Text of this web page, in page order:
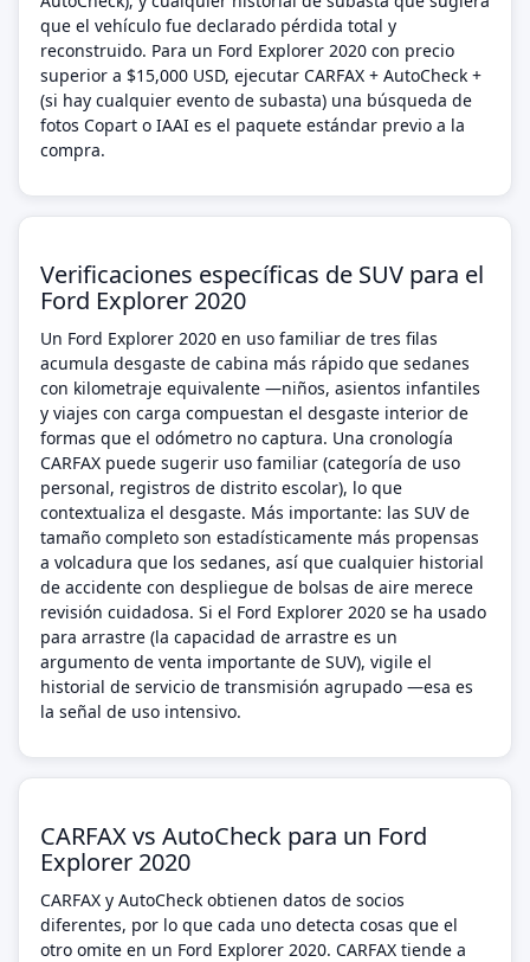
que el vehículo fue declarado pérdida total y
reconstruido. Para un Ford Explorer 2020 con precio
superior a $15,000 USD, ejecutar CARFAX + AutoCheck +
(si hay cualquier evento de subasta) una búsqueda de
fotos Copart o IAAI es el paquete estándar previo a la
compra.
Verificaciones específicas de SUV para el
Ford Explorer 2020
Un Ford Explorer 2020 en uso familiar de tres filas
acumula desgaste de cabina más rápido que sedanes
con kilometraje equivalente —niños, asientos infantiles
y viajes con carga compuestan el desgaste interior de
formas que el odómetro no captura. Una cronología
CARFAX puede sugerir uso familiar (categoría de uso
personal, registros de distrito escolar), lo que
contextualiza el desgaste. Más importante: las SUV de
tamaño completo son estadísticamente más propensas
a volcadura que los sedanes, así que cualquier historial
de accidente con despliegue de bolsas de aire merece
revisión cuidadosa. Si el Ford Explorer 2020 se ha usado
para arrastre (la capacidad de arrastre es un
argumento de venta importante de SUV), vigile el
historial de servicio de transmisión agrupado —esa es
la señal de uso intensivo.
CARFAX vs AutoCheck para un Ford
Explorer 2020
CARFAX y AutoCheck obtienen datos de socios
diferentes, por lo que cada uno detecta cosas que el
otro omite en un Ford Explorer 2020. CARFAX tiende a